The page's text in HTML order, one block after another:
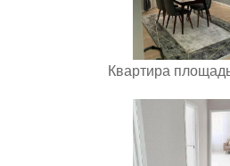
Квартира